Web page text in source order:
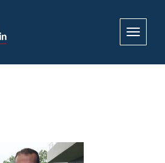
Toggle